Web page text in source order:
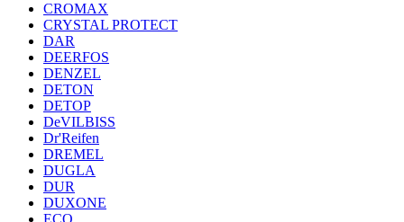
CROMAX
CRYSTAL PROTECT
DAR
DEERFOS
DENZEL
DETON
DETOP
DeVILBISS
Dr'Reifen
DREMEL
DUGLA
DUR
DUXONE
ECO